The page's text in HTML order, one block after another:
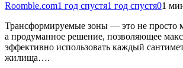
Roomble.com1 год спустя1 год спустя01
Трансформируемые зоны — это не просто
а продуманное решение, позволяющее
эффективно использовать каждый
жилища….